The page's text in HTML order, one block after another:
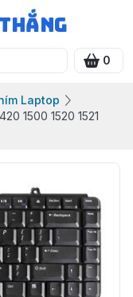
0
Laptop
1500 1520 1521